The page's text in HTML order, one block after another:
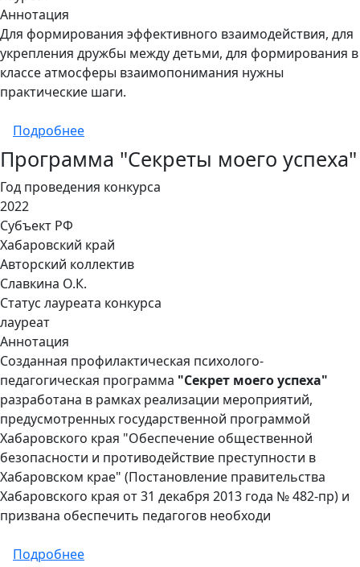
Аннотация
Для формирования эффективного взаимодействия, для
укрепления дружбы между детьми, для формирования в
классе атмосферы взаимопонимания нужны
практические шаги.
Подробнеео Психолого-педагогическая программа
Программа "Секреты моего успеха"
Год проведения конкурса
2022
Субъект РФ
Хабаровский край
Авторский коллектив
Славкина О.К.
Статус лауреата конкурса
лауреат
Аннотация
Созданная профилактическая психолого-
педагогическая программа "Секрет моего успеха"
разработана в рамках реализации мероприятий,
предусмотренных государственной программой
Хабаровского края "Обеспечение общественной
безопасности и противодействие преступности в
Хабаровском крае" (Постановление правительства
Хабаровского края от 31 декабря 2013 года № 482-пр) и
призвана обеспечить педагогов необходи
Подробнеео Программа "Секреты моего успеха"